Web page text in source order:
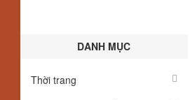
DANH MỤC
Thời trang